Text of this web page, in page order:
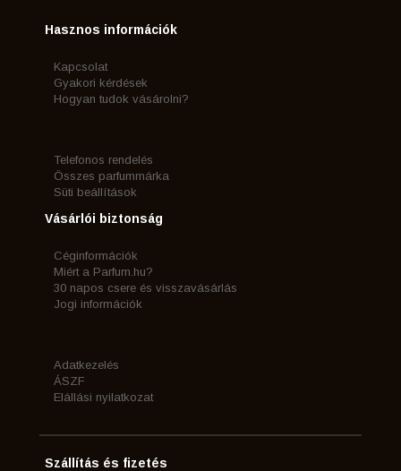
Hasznos információk
Kapcsolat
Gyakori kérdések
Hogyan tudok vásárolni?
Telefonos rendelés
Összes parfummárka
Süti beállítások
Vásárlói biztonság
Céginformációk
Miért a Parfum.hu?
30 napos csere és visszavásárlás
Jogi információk
Adatkezelés
ÁSZF
Elállási nyilatkozat
Szállítás és fizetés